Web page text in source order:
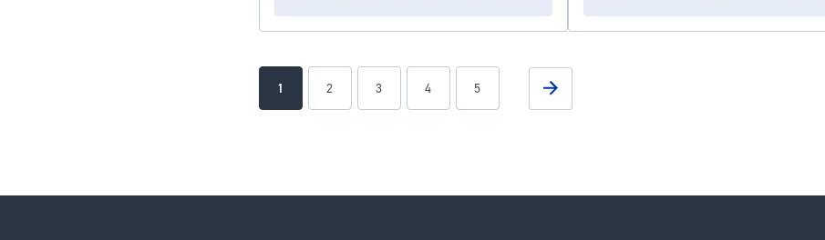
PageYou're currently reading page
1 Page
2 Page
3 Page
4 Page
5 Page
Suivant